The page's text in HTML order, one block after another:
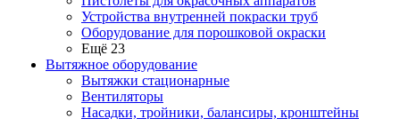
Устройства внутренней покраски труб
Оборудование для порошковой окраски
Ещё 23
Вытяжное оборудование
Вытяжки стационарные
Вентиляторы
Насадки, тройники, балансиры, кронштейны